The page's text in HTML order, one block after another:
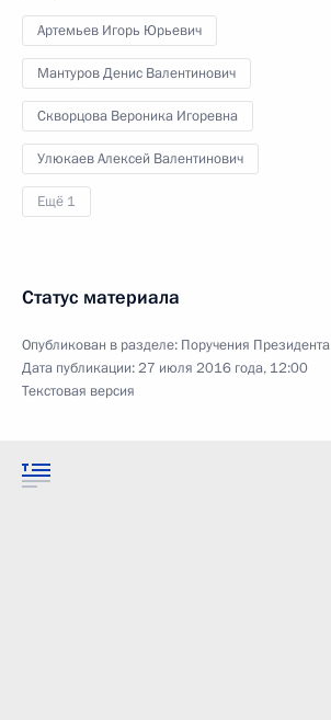
Артемьев Игорь Юрьевич
Мантуров Денис Валентинович
Скворцова Вероника Игоревна
Улюкаев Алексей Валентинович
Ещё 1
Статус материала
Опубликован в разделе: Поручения Президента
Дата публикации:27 июля 2016 года, 12:00
Текстовая версия